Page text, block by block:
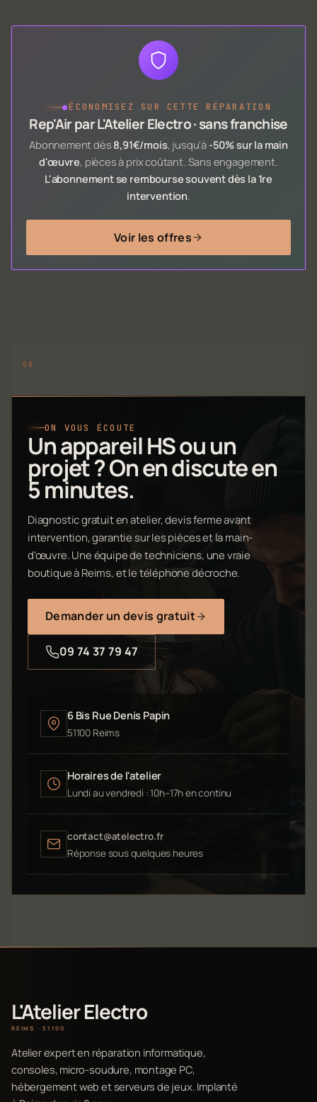
●ÉCONOMISEZ SUR CETTE RÉPARATION
Rep'Air par L'Atelier Electro · sans franchise
Abonnement dès 8,91€/mois, jusqu'à -50% sur la main
d'œuvre, pièces à prix coûtant. Sans engagement.
L'abonnement se rembourse souvent dès la 1re
intervention.
Voir les offres
ON VOUS ÉCOUTE
Un appareil HS ou un
projet ? On en discute en
5 minutes.
Diagnostic gratuit en atelier, devis ferme avant
intervention, garantie sur les pièces et la main-
d'œuvre. Une équipe de techniciens, une vraie
boutique à Reims, et le téléphone décroche.
Demander un devis gratuit
09 74 37 79 47
6 Bis Rue Denis Papin
51100 Reims
Horaires de l'atelier
Lundi au vendredi : 10h–17h en continu
contact@atelectro.fr
Réponse sous quelques heures
L'Atelier Electro
REIMS · 51100
Atelier expert en réparation informatique,
consoles, micro-soudure, montage PC,
hébergement web et serveurs de jeux. Implanté